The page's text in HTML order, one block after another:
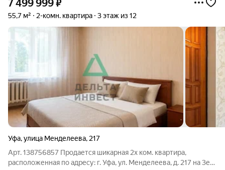
7 499 999₽
55,7 м² 2-комн. квартира 3 этаж из 12
Уфа,улица Менделеева, 217
Арт. 138756857 Продается шикарная 2х ком. квартира,
расположенная по адресу: г. Уфа, ул. Менделеева, д. 217 на 3ем